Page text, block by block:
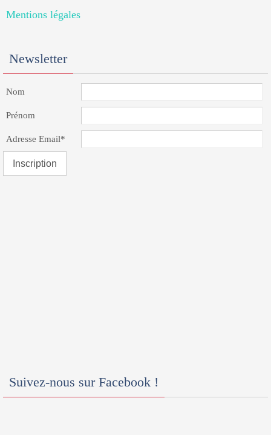
Mentions légales
Newsletter
Nom
Prénom
Adresse Email*
Suivez-nous sur Facebook !